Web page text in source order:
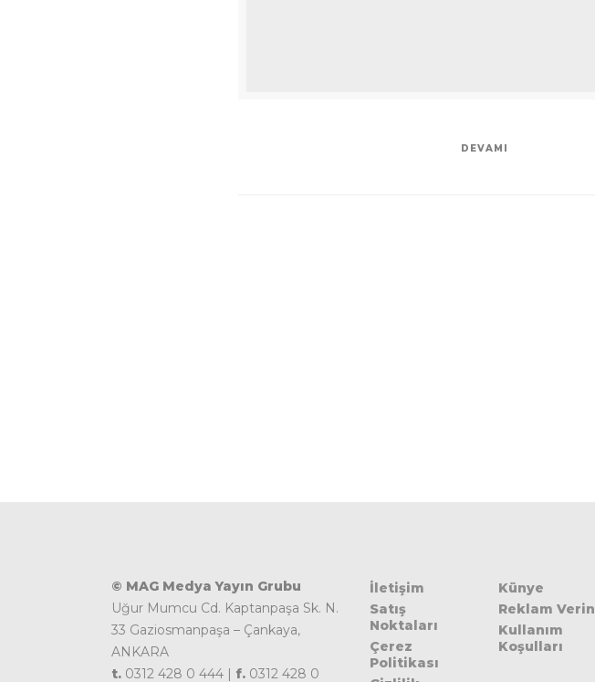
DEVAMI
© MAG Medya Yayın Grubu
Uğur Mumcu Cd. Kaptanpaşa Sk. N.
33 Gaziosmanpaşa – Çankaya,
ANKARA
t. 0312 428 0 444 | f. 0312 428 0
İletişim
Satış
Noktaları
Çerez
Politikası
Künye
Reklam Verin
Kullanım
Koşulları